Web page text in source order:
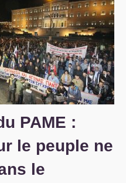
PAME :
le peuple ne
le